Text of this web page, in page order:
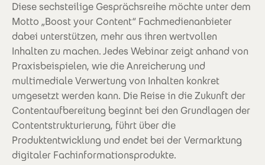
Diese sechsteilige Gesprächsreihe möchte unter dem
Motto „Boost your Content“ Fachmedienanbieter
dabei unterstützen, mehr aus ihren wertvollen
Inhalten zu machen. Jedes Webinar zeigt anhand von
Praxisbeispielen, wie die Anreicherung und
multimediale Verwertung von Inhalten konkret
umgesetzt werden kann. Die Reise in die Zukunft der
Contentaufbereitung beginnt bei den Grundlagen der
Contentstrukturierung, führt über die
Produktentwicklung und endet bei der Vermarktung
digitaler Fachinformationsprodukte.